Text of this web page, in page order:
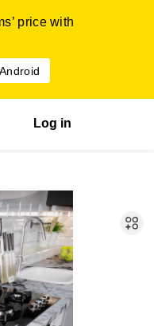
price with
Log in